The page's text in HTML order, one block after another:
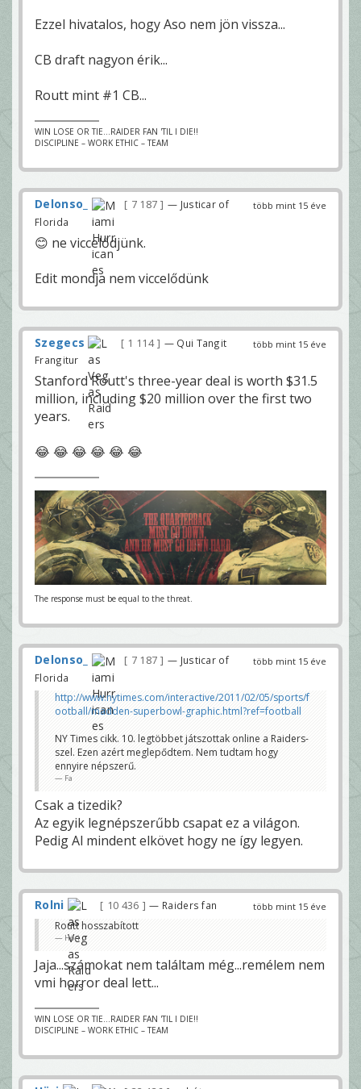
Ezzel hivatalos, hogy Aso nem jön vissza...
CB draft nagyon érik...
Routt mint #1 CB...
WIN LOSE OR TIE...RAIDER FAN 'TIL I DIE!!
DISCIPLINE – WORK ETHIC – TEAM
több mint 15 éve
Delonso_ 7 187
— Justicar of
Florida
😊 ne viccelődjünk.
Edit mondja nem viccelődünk
több mint 15 éve
Szegecs 1 114
— Qui Tangit
Frangitur
Stanford Routt's three-year deal is worth $31.5
million, including $20 million over the first two
years.
😂 😂 😂 😂 😂 😂
The response must be equal to the threat.
több mint 15 éve
Delonso_ 7 187
— Justicar of
Florida
http://www.nytimes.com/interactive/2011/02/05/sports/f
ootball/madden-superbowl-graphic.html?ref=football
NY Times cikk. 10. legtöbbet játszottak online a Raiders-
szel. Ezen azért meglepődtem. Nem tudtam hogy
ennyire népszerű.
Fa
Csak a tizedik?
Az egyik legnépszerűbb csapat ez a világon.
Pedig Al mindent elkövet hogy ne így legyen.
több mint 15 éve
Rolni 10 436 — Raiders fan
Routt hosszabított
Höri
Jaja...számokat nem találtam még...remélem nem
vmi horror deal lett...
WIN LOSE OR TIE...RAIDER FAN 'TIL I DIE!!
DISCIPLINE – WORK ETHIC – TEAM